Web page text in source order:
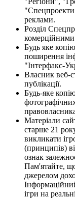
реклами.
Розділ
Будь яке
поширення
"Інтерфакс-
Власник веб-
публікації.
Будь-яке
Матеріали
старше 21
викликати
(принципів)
ознак
Пам'ятайте,
джерелом
ігри на